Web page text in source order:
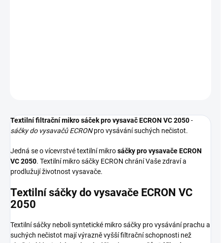
Textilní filtrační mikro sáček pro vysavač ECRON VC 2050-
sáčky do vysavačů ECRONpro vysávání suchých nečistot.
Jedná se o vícevrstvé textilní mikrosáčky pro vysavače ECRON
VC 2050. Textilní mikro sáčky ECRON chrání Vaše zdraví a
prodlužují životnost vysavače.
Textilní sáčky do vysavače ECRON VC
2050
Textilní sáčky neboli syntetické mikro sáčky pro vysávání prachu a
suchých nečistot mají výrazně vyšší filtrační schopnosti než